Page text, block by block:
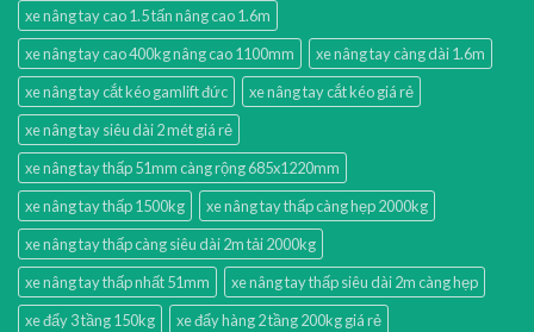
xe nâng tay cao 1.5 tấn nâng cao 1.6m
xe nâng tay cao 400kg nâng cao 1100mm
xe nâng tay càng dài 1.6m
xe nâng tay cắt kéo gamlift đức
xe nâng tay cắt kéo giá rẻ
xe nâng tay siêu dài 2 mét giá rẻ
xe nâng tay thấp 51mm càng rộng 685x1220mm
xe nâng tay thấp 1500kg
xe nâng tay thấp càng hẹp 2000kg
xe nâng tay thấp càng siêu dài 2m tải 2000kg
xe nâng tay thấp nhất 51mm
xe nâng tay thấp siêu dài 2m càng hẹp
xe đẩy 3 tầng 150kg
xe đẩy hàng 2 tầng 200kg giá rẻ